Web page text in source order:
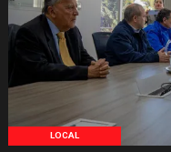
LOCAL